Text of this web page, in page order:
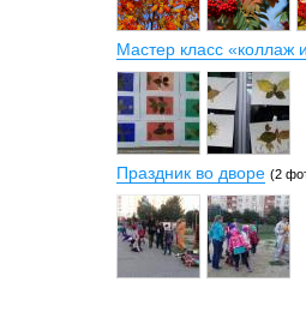
Мастер класс «коллаж
Праздник во дворе (2